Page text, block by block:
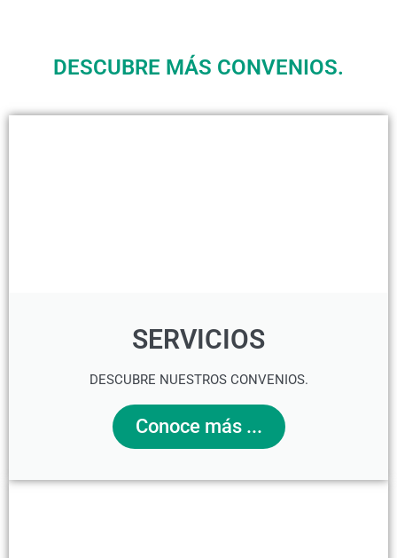
DESCUBRE MÁS CONVENIOS.
SERVICIOS
DESCUBRE NUESTROS CONVENIOS.
Conoce más ...